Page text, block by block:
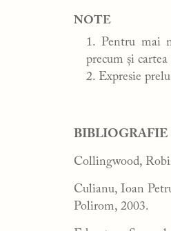
NOTE
Pentru mai
precum și cartea
Expresie
BIBLIOGRAFIE
Collingwood,
Culianu, Ioan
Polirom, 2003.